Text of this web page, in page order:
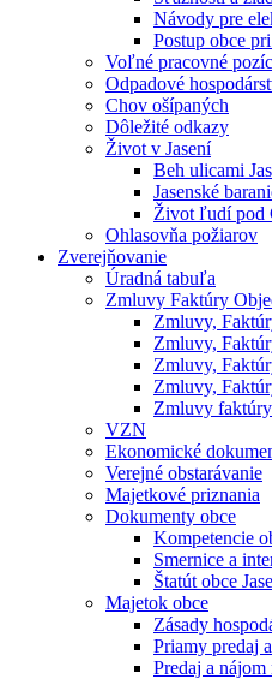
Návody pre
Postup obce
Voľné pracovné
Odpadové
Chov ošípaných
Dôležité odkazy
Život v Jasení
Beh ulicami
Jasenské
Život ľudí pod
Ohlasovňa požiarov
Zverejňovanie
Úradná tabuľa
Zmluvy Faktúry
Zmluvy,
Zmluvy,
Zmluvy,
Zmluvy,
Zmluvy
VZN
Ekonomické
Verejné obstarávanie
Majetkové priznania
Dokumenty obce
Kompetencie
Smernice a
Štatút obce
Majetok obce
Zásady
Priamy predaj
Predaj a